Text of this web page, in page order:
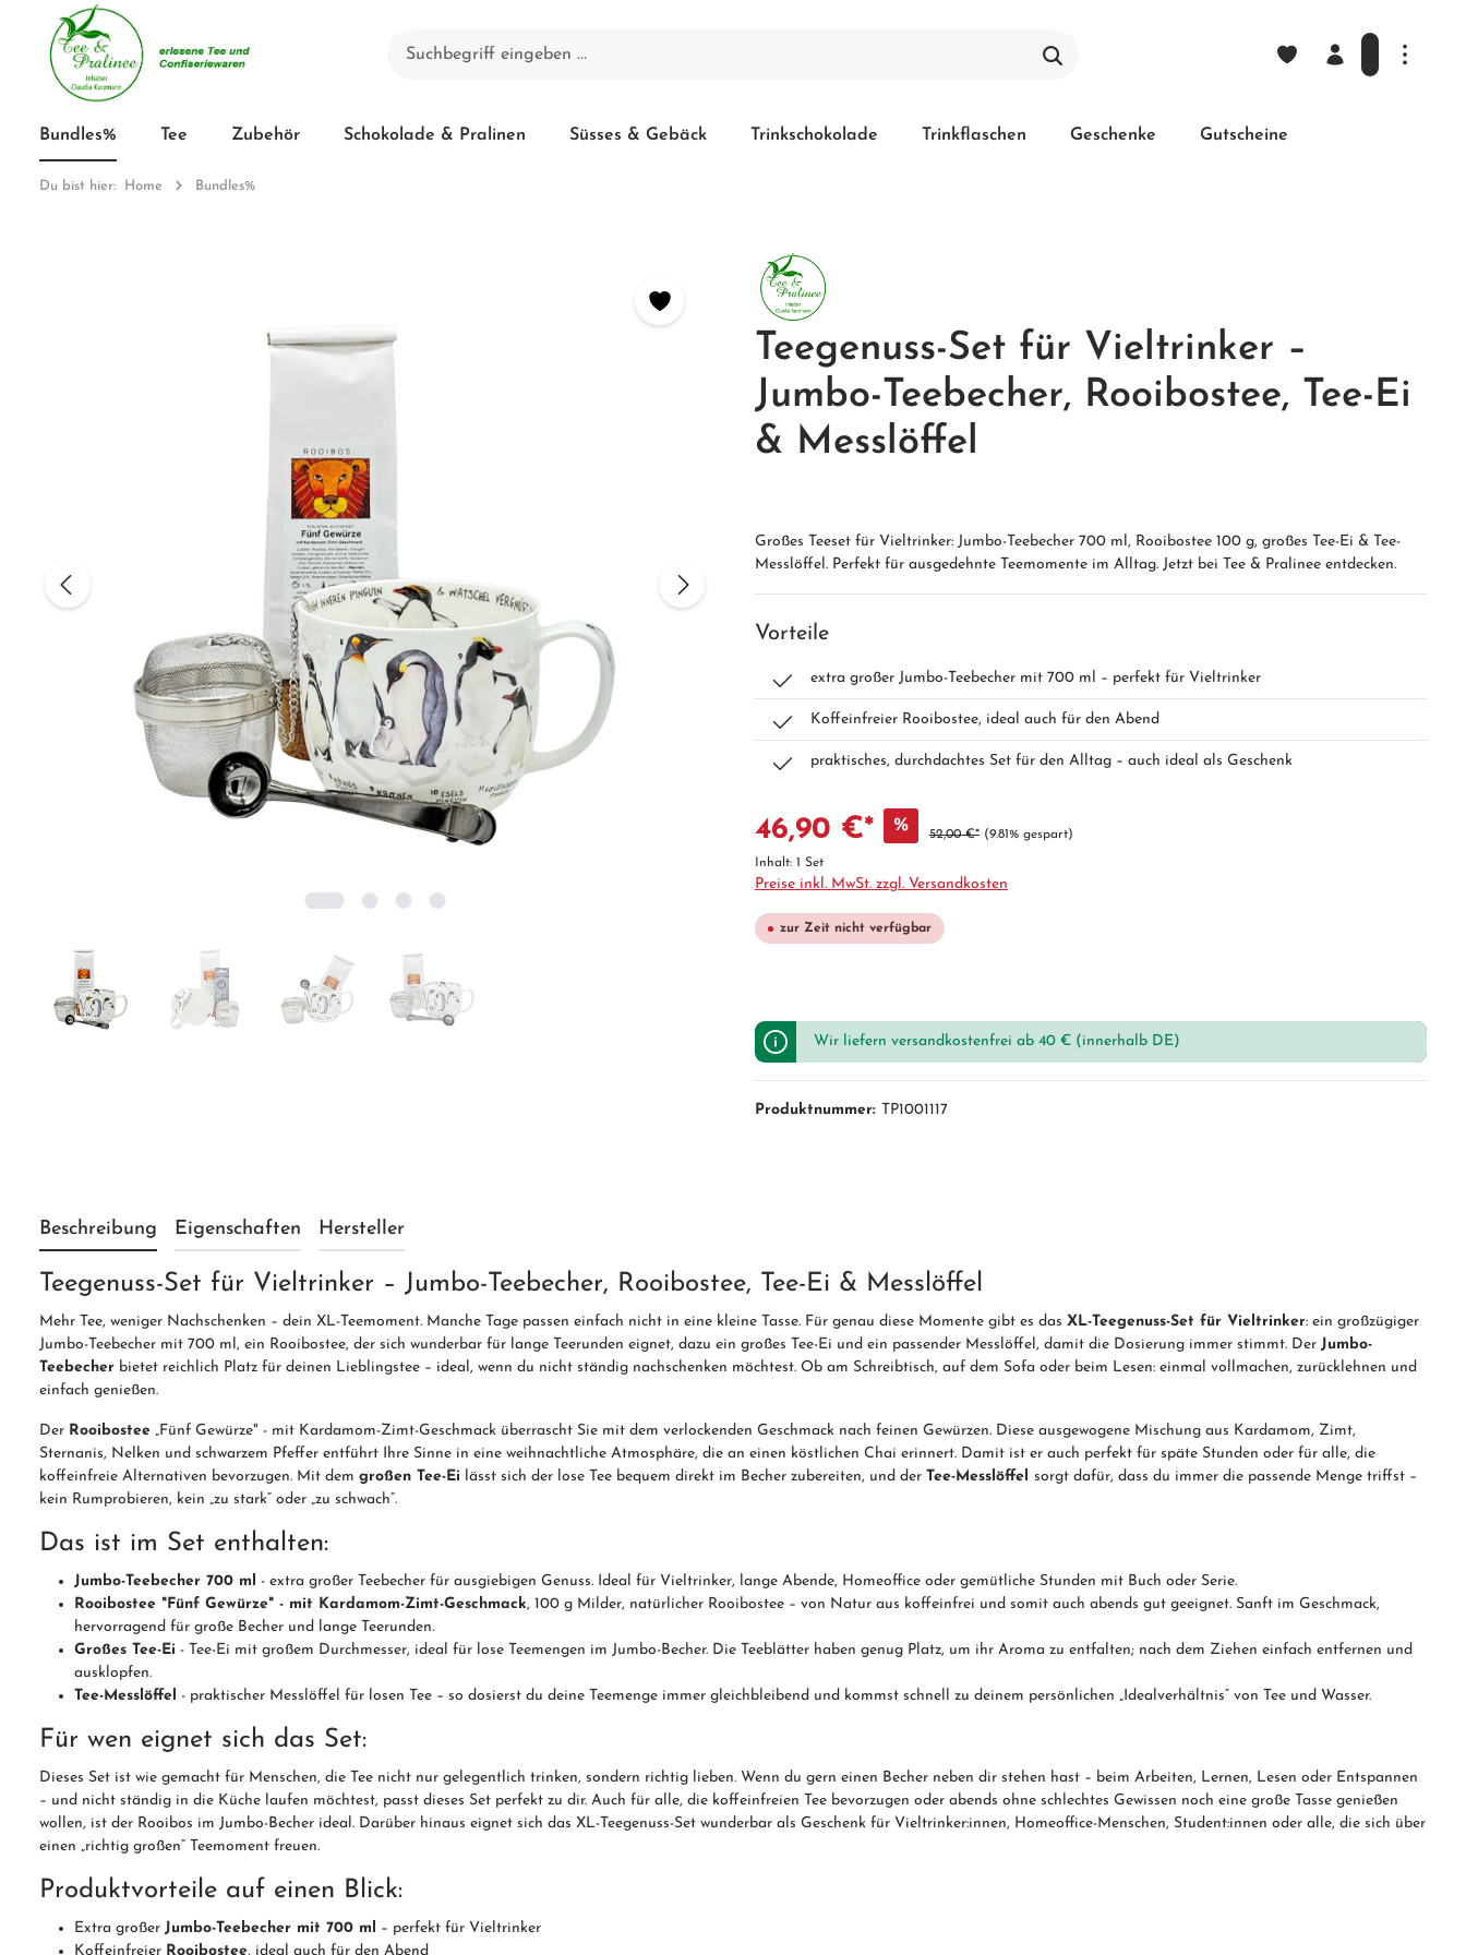
Bundles% Tee Zubehör Schokolade & Pralinen Süsses & Gebäck Trinkschokolade Trinkflaschen Geschenke Gutscheine
Du bist hier: Home Bundles%
Teegenuss-Set für Vieltrinker –
Jumbo-Teebecher, Rooibostee, Tee-Ei
& Messlöffel
Großes Teeset für Vieltrinker: Jumbo-Teebecher 700 ml, Rooibostee 100 g, großes Tee-Ei & Tee-
Messlöffel. Perfekt für ausgedehnte Teemomente im Alltag. Jetzt bei Tee & Pralinee entdecken.
Vorteile
extra großer Jumbo-Teebecher mit 700 ml – perfekt für Vieltrinker
Koffeinfreier Rooibostee, ideal auch für den Abend
praktisches, durchdachtes Set für den Alltag – auch ideal als Geschenk
46,90 €* % 52,00 €* (9.81% gespart)
Inhalt: 1 Set
Preise inkl. MwSt. zzgl. Versandkosten
zur Zeit nicht verfügbar
Wir liefern versandkostenfrei ab 40 € (innerhalb DE)
Produktnummer: TP1001117
Beschreibung Eigenschaften Hersteller
Teegenuss-Set für Vieltrinker – Jumbo-Teebecher, Rooibostee, Tee-Ei & Messlöffel
Mehr Tee, weniger Nachschenken – dein XL-Teemoment. Manche Tage passen einfach nicht in eine kleine Tasse. Für genau diese Momente gibt es das XL-Teegenuss-Set für Vieltrinker: ein großzügiger
Jumbo-Teebecher mit 700 ml, ein Rooibostee, der sich wunderbar für lange Teerunden eignet, dazu ein großes Tee-Ei und ein passender Messlöffel, damit die Dosierung immer stimmt. Der Jumbo-
Teebecher bietet reichlich Platz für deinen Lieblingstee – ideal, wenn du nicht ständig nachschenken möchtest. Ob am Schreibtisch, auf dem Sofa oder beim Lesen: einmal vollmachen, zurücklehnen und
einfach genießen.
Der Rooibostee „Fünf Gewürze" - mit Kardamom-Zimt-Geschmack überrascht Sie mit dem verlockenden Geschmack nach feinen Gewürzen. Diese ausgewogene Mischung aus Kardamom, Zimt,
Sternanis, Nelken und schwarzem Pfeffer entführt Ihre Sinne in eine weihnachtliche Atmosphäre, die an einen köstlichen Chai erinnert. Damit ist er auch perfekt für späte Stunden oder für alle, die
koffeinfreie Alternativen bevorzugen. Mit dem großen Tee-Ei lässt sich der lose Tee bequem direkt im Becher zubereiten, und der Tee-Messlöffel sorgt dafür, dass du immer die passende Menge triffst –
kein Rumprobieren, kein „zu stark“ oder „zu schwach“.
Das ist im Set enthalten:
Jumbo-Teebecher 700 ml - extra großer Teebecher für ausgiebigen Genuss. Ideal für Vieltrinker, lange Abende, Homeoffice oder gemütliche Stunden mit Buch oder Serie.
Rooibostee "Fünf Gewürze" - mit Kardamom-Zimt-Geschmack, 100 g Milder, natürlicher Rooibostee – von Natur aus koffeinfrei und somit auch abends gut geeignet. Sanft im Geschmack,
hervorragend für große Becher und lange Teerunden.
Großes Tee-Ei - Tee-Ei mit großem Durchmesser, ideal für lose Teemengen im Jumbo-Becher. Die Teeblätter haben genug Platz, um ihr Aroma zu entfalten; nach dem Ziehen einfach entfernen und
ausklopfen.
Tee-Messlöffel - praktischer Messlöffel für losen Tee – so dosierst du deine Teemenge immer gleichbleibend und kommst schnell zu deinem persönlichen „Idealverhältnis“ von Tee und Wasser.
Für wen eignet sich das Set:
Dieses Set ist wie gemacht für Menschen, die Tee nicht nur gelegentlich trinken, sondern richtig lieben. Wenn du gern einen Becher neben dir stehen hast – beim Arbeiten, Lernen, Lesen oder Entspannen
– und nicht ständig in die Küche laufen möchtest, passt dieses Set perfekt zu dir. Auch für alle, die koffeinfreien Tee bevorzugen oder abends ohne schlechtes Gewissen noch eine große Tasse genießen
wollen, ist der Rooibos im Jumbo-Becher ideal. Darüber hinaus eignet sich das XL-Teegenuss-Set wunderbar als Geschenk für Vieltrinker:innen, Homeoffice-Menschen, Student:innen oder alle, die sich über
einen „richtig großen“ Teemoment freuen.
Produktvorteile auf einen Blick:
Extra großer Jumbo-Teebecher mit 700 ml – perfekt für Vieltrinker
Koffeinfreier Rooibostee, ideal auch für den Abend